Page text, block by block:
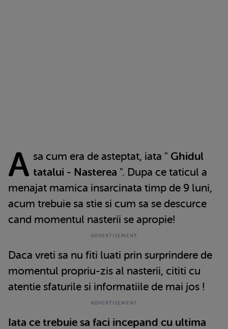
A sa cum era de asteptat, iata " Ghidul
tatalui - Nasterea ". Dupa ce taticul a
menajat mamica insarcinata timp de 9 luni,
acum trebuie sa stie si cum sa se descurce
cand momentul nasterii se apropie!
Daca vreti sa nu fiti luati prin surprindere de
momentul propriu-zis al nasterii, cititi cu
atentie sfaturile si informatiile de mai jos !
Iata ce trebuie sa faci incepand cu ultima